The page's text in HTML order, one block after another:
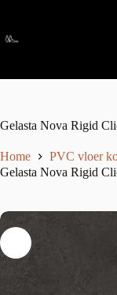
Gelasta Nova Rigid
Home PVC vloer
Gelasta Nova Rigid